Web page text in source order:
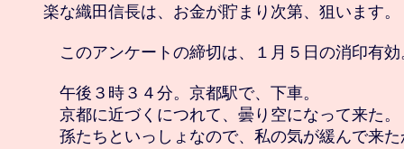
楽な織田信長は、お金が貯まり次第、狙います。
このアンケートの締切は、１月５日の消印有効
午後３時３４分。京都駅で、下車。
京都に近づくにつれて、曇り空になって来た。
孫たちといっしょなので、私の気が緩んで来た